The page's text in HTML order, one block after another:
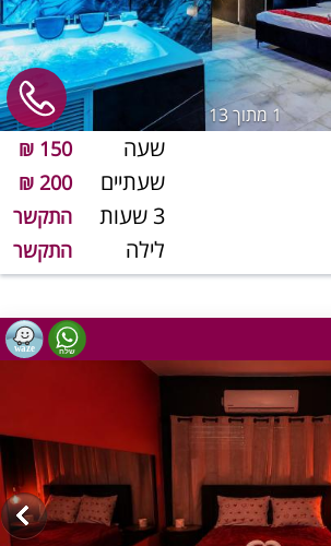
1 מתוך 13
שעה 150 ₪
שעתיים 200 ₪
3 שעות התקשר
לילה התקשר